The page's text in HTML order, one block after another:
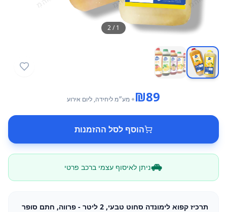
1
/
2
₪89 + מע״מליחידה, ליום אירוע
הוסף לסל ההזמנות
ניתן לאיסוף עצמי ברכב פרטי
תרכיז קפוא לימונדה סחוט טבעי, 2 ליטר - פרווה, חתם סופר